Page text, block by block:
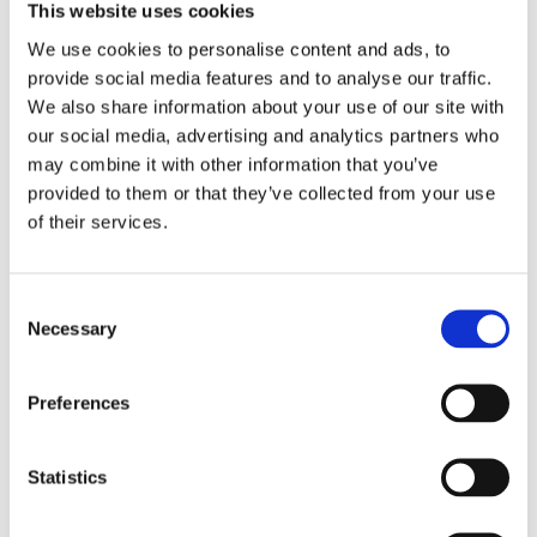
This website uses cookies
We use cookies to personalise content and ads, to
provide social media features and to analyse our traffic.
We also share information about your use of our site with
our social media, advertising and analytics partners who
may combine it with other information that you’ve
provided to them or that they’ve collected from your use
of their services.
Selection
Necessary
Preferences
Statistics
Mendel resirkulert notatbok
40 kr
Velg alternativ